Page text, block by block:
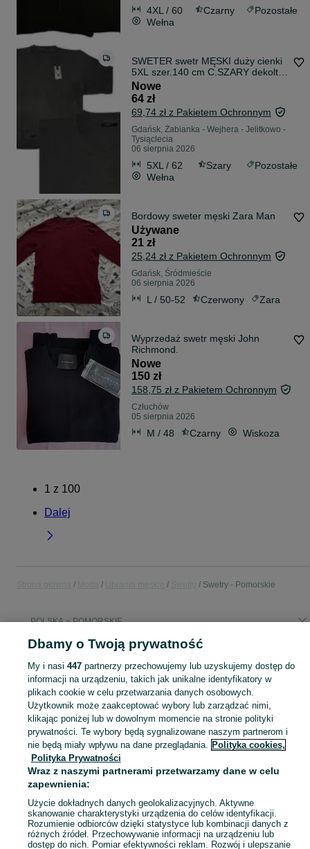
4XL / 60 Czarny
Pozostałe
Wełna
SWETER swetr MĘSKI duży cienki
5XL szer.140 cm C.SZARY dekolt w
serek
Nowe
64 zł
69,74 zł z Pakietem Ochronnym
Gdańsk, Żabianka - Wejhera - Jelitkowo -
Tysiąclecia
06 sierpnia 2026
5XL / 62 Szary
Pozostałe
Wełna
Bordowy sweter męski Zara Man
Używane
21 zł
25,24 zł z Pakietem Ochronnym
Gdańsk, Śródmieście
06 sierpnia 2026
L / 50-52 Czerwony Zara
Wyprzedaż swetr męski John
Richmond.
Nowe
150 zł
158,75 zł z Pakietem Ochronnym
Człuchów
05 sierpnia 2026
M / 48 Czarny Wiskoza
1 z 100
Dalej
Swetry - Pomorskie
POLSKA » POMORSKIE
Szeroki wybór swetrów męskich Pomorskie ▶️ Różne materiały, kolory i rozmiary ✅ Nowe i używane w atrakcyjnych cenach ✌ Sprawdź oferty na OLX.pl!
Mapa kategorii
Mapa miejscowości
Mapa ministron
Popularne wyszukiwania
Dbamy o Twoją prywatność
My i nasi 447partnerzy przechowujemy lub uzyskujemy dostęp do
informacji na urządzeniu, takich jak unikalne identyfikatory w
plikach cookie w celu przetwarzania danych osobowych.
Użytkownik może zaakceptować wybory lub zarządzać nimi,
klikając poniżej lub w dowolnym momencie na stronie polityki
prywatności. Te wybory będą sygnalizowane naszym partnerom i
nie będą miały wpływu na dane przeglądania. Polityka cookies,
Polityka Prywatności
Wraz z naszymi partnerami przetwarzamy dane w celu
zapewnienia:
Użycie dokładnych danych geolokalizacyjnych. Aktywne
skanowanie charakterystyki urządzenia do celów identyfikacji.
Rozumienie odbiorców dzięki statystyce lub kombinacji danych z
różnych źródeł. Przechowywanie informacji na urządzeniu lub
dostęp do nich. Pomiar efektywności reklam. Rozwój i ulepszanie